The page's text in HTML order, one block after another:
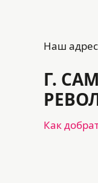
Наш адрес
Г.
Как